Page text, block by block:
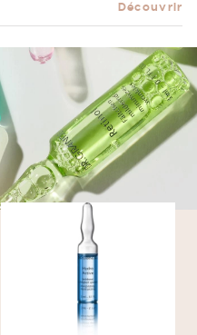
Découvrir
AMPOULE pour le
visage HYDRO ACTIVE